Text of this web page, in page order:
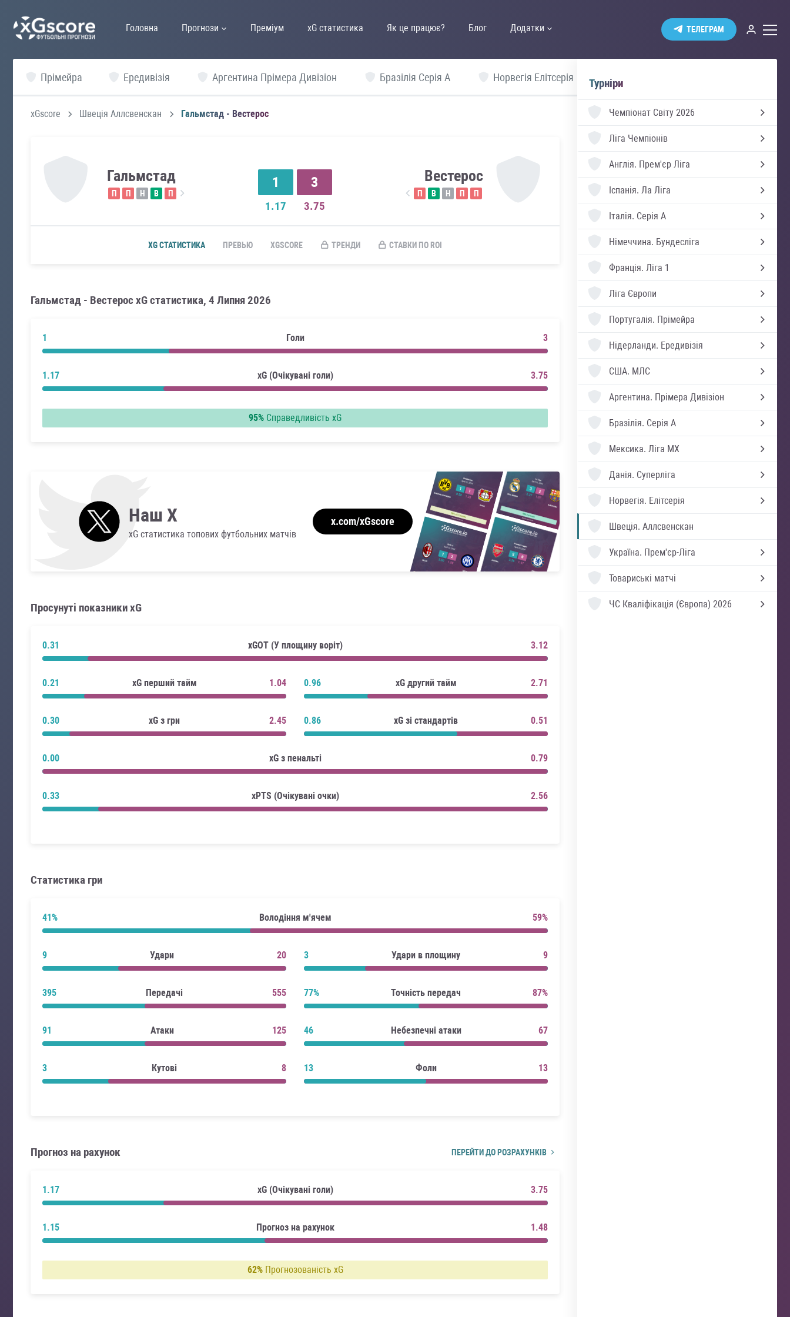
Головна Прогнози Преміум xG статистика Як це працює? Блог Додатки ТЕЛЕГРАМ
Прімейра Ередивізія Аргентина Прімера Дивізіон Бразілія Серія А Норвегія Елітсерія
xGscore Швеція Аллсвенскан Гальмстад - Вестерос
Гальмстад
П П Н В П
1
1.17
3
3.75
Вестерос
П В Н П П
XG СТАТИСТИКА ПРЕВЬЮ XGSCORE ТРЕНДИ СТАВКИ ПО ROI
Гальмстад - Вестерос xG статистика, 4 Липня 2026
1 Голи 3
1.17 xG (Очікувані голи) 3.75
95% Справедливість xG
Наш X
xG статистика топових футбольних матчів
x.com/xGscore
Просунуті показники xG
0.31 xGOT (У площину воріт) 3.12
0.21 xG перший тайм 1.04 0.96 xG другий тайм 2.71
0.30 xG з гри 2.45 0.86 xG зі стандартів 0.51
0.00 xG з пенальті 0.79
0.33 xPTS (Очікувані очки) 2.56
Статистика гри
41% Володіння м'ячем 59%
9 Удари 20 3 Удари в площину 9
395 Передачі 555 77% Точність передач 87%
91 Атаки 125 46 Небезпечні атаки 67
3 Кутові 8 13 Фоли 13
Прогноз на рахунок ПЕРЕЙТИ ДО РОЗРАХУНКІВ
1.17 xG (Очікувані голи) 3.75
1.15 Прогноз на рахунок 1.48
62%Прогнозованість xG
Турніри
Чемпіонат Світу 2026
Ліга Чемпіонів
Англія. Прем'єр Ліга
Іспанія. Ла Ліга
Італія. Серія А
Німеччина. Бундесліга
Франція. Ліга 1
Ліга Європи
Португалія. Прімейра
Нідерланди. Ередивізія
США. МЛС
Аргентина. Прімера Дивізіон
Бразілія. Серія А
Мексика. Ліга MX
Данія. Суперліга
Норвегія. Елітсерія
Швеція. Аллсвенскан
Україна. Прем'єр-Ліга
Товариські матчі
ЧС Кваліфікація (Європа) 2026